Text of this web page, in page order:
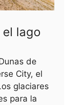
lago
de
City, el
glaciares
para la